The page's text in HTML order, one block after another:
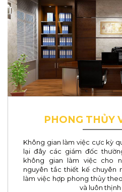
Phú Thọ
Ninh Thuận
Phú Yên
Hà Nam
Hà Tĩnh
Kon Tum
Quảng Bình
PHONG THỦY
Không gian làm việc cực kỳ
lại đây các giám đốc
không gian làm việc cho
nguyên tắc thiết kế chuyên
làm việc hợp phong thủy
và luôn thịnh